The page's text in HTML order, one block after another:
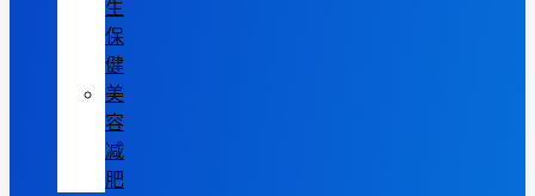
生
保
健
美
容
减
肥